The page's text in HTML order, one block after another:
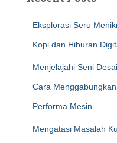
Eksplorasi Seru
Kopi dan Hiburan
Menjelajahi Seni
Cara
Performa Mesin
Mengatasi Masalah